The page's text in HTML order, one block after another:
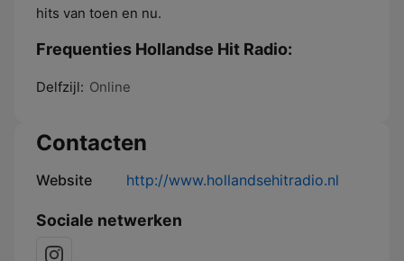
hits van toen en nu.
Frequenties Hollandse Hit Radio:
Delfzijl: Online
Contacten
Website http://www.hollandsehitradio.nl
Sociale netwerken